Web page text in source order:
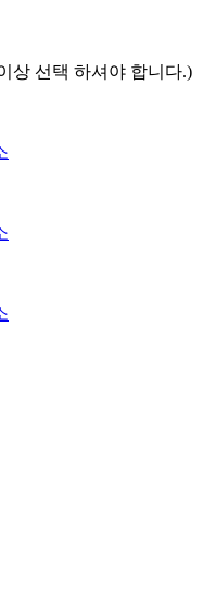
상 선택 하셔야 합니다.)